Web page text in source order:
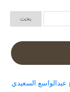
صفر 1448 خطبة الشيخ عبدالواسع السعيدي